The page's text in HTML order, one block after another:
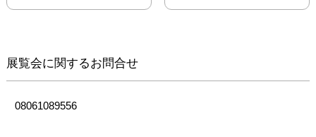
している自分が絵画世界
ました。その感覚は空間
の歪みと平衡感覚が無く
です。とても強く印象に
展覧会に関するお問合せ
08061089556